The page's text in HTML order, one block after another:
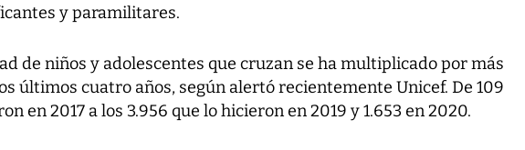
y paramilitares.
de niños y adolescentes que cruzan se ha multiplicado por más
últimos cuatro años, según alertó recientemente Unicef. De 109
en 2017 a los 3.956 que lo hicieron en 2019 y 1.653 en 2020.